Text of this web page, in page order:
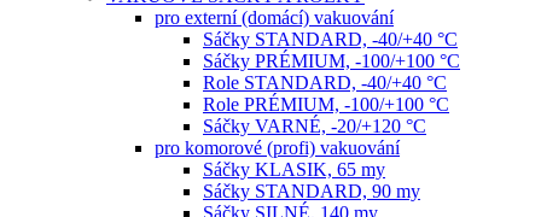
pro externí (domácí) vakuování
Sáčky STANDARD, -40/+40 °C
Sáčky PRÉMIUM, -100/+100 °C
Role STANDARD, -40/+40 °C
Role PRÉMIUM, -100/+100 °C
Sáčky VARNÉ, -20/+120 °C
pro komorové (profi) vakuování
Sáčky KLASIK, 65 my
Sáčky STANDARD, 90 my
Sáčky SILNÉ, 140 my